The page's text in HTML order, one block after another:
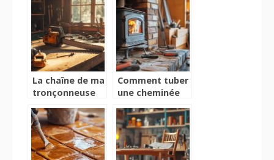
vos volets
roulants à Paris
15 rapidement
et efficacement
efficacement
les gaines
thermorétractables
dans vos
projets
électriques
La chaîne de ma
tronçonneuse
Guide complet
sur la
lubrification du
guide-chaîne
Comment tuber
une cheminée
bois :
Comparatif des
conduits
isolants